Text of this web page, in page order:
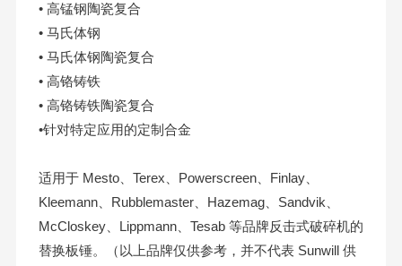
• 高锰钢陶瓷复合
• 马氏体钢
• 马氏体钢陶瓷复合
• 高铬铸铁
• 高铬铸铁陶瓷复合
•针对特定应用的定制合金
适用于 Mesto、Terex、Powerscreen、Finlay、
Kleemann、Rubblemaster、Hazemag、Sandvik、
McCloskey、Lippmann、Tesab 等品牌反击式破碎机的
替换板锤。（以上品牌仅供参考，并不代表 Sunwill 供